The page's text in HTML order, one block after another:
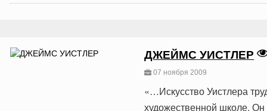
ДЖЕЙМС УИСТЛЕР
07 ноября 2009
«…Искусство Уистлера
художественной школе.